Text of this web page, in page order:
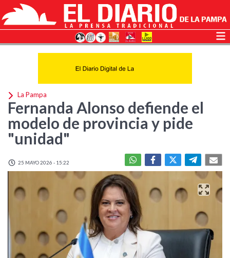
La Pampa
Fernanda Alonso defiende el
modelo de provincia y pide
"unidad"
25 MAYO 2026 - 15:22